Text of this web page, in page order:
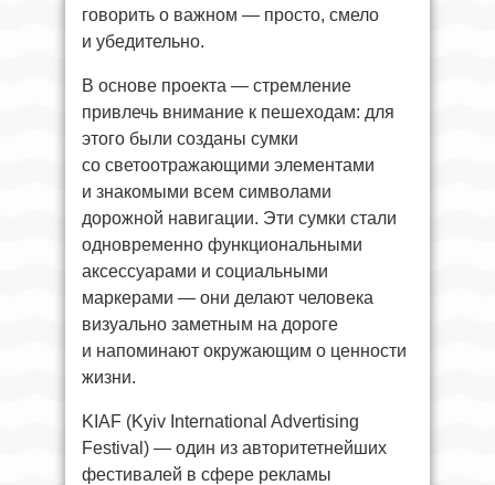
говорить о важном — просто, смело
и убедительно.
В основе проекта — стремление
привлечь внимание к пешеходам: для
этого были созданы сумки
со светоотражающими элементами
и знакомыми всем символами
дорожной навигации. Эти сумки стали
одновременно функциональными
аксессуарами и социальными
маркерами — они делают человека
визуально заметным на дороге
и напоминают окружающим о ценности
жизни.
KIAF (Kyiv International Advertising
Festival) — один из авторитетнейших
фестивалей в сфере рекламы